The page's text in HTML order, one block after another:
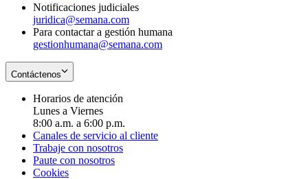
Notificaciones judiciales
juridica@semana.com
Para contactar a gestión humana
gestionhumana@semana.com
Contáctenos
Horarios de atención
Lunes a Viernes
8:00 a.m. a 6:00 p.m.
Canales de servicio al cliente
Trabaje con nosotros
Paute con nosotros
Cookies